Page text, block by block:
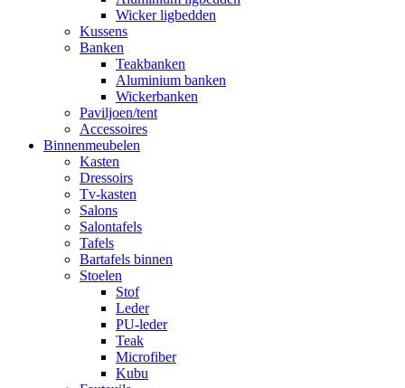
Wicker ligbedden
Kussens
Banken
Teakbanken
Aluminium banken
Wickerbanken
Paviljoen/tent
Accessoires
Binnenmeubelen
Kasten
Dressoirs
Tv-kasten
Salons
Salontafels
Tafels
Bartafels binnen
Stoelen
Stof
Leder
PU-leder
Teak
Microfiber
Kubu